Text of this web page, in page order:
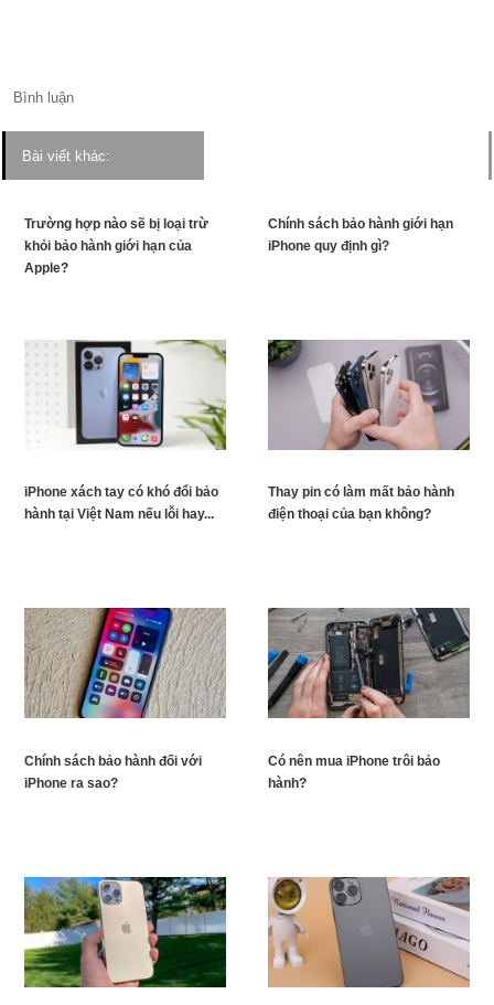
Bình luận
Bài viết khác:
Trường hợp nào sẽ bị loại trừ
khỏi bảo hành giới hạn của
Apple?
Chính sách bảo hành giới hạn
iPhone quy định gì?
iPhone xách tay có khó đổi bảo
hành tại Việt Nam nếu lỗi hay...
Thay pin có làm mất bảo hành
điện thoại của bạn không?
Chính sách bảo hành đối với
iPhone ra sao?
Có nên mua iPhone trôi bảo
hành?